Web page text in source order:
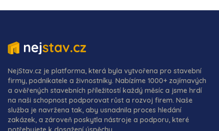
NejStav.cz je platforma, která byla vytvořena pro stavební
firmy, podnikatele a živnostníky. Nabízíme 1000+ zajímavých
a ověřených stavebních příležitostí každý měsíc a jsme hrdí
na naši schopnost podporovat růst a rozvoj firem. Naše
služba je navržena tak, aby usnadnila proces hledání
zakázek, a zároveň poskytla nástroje a podporu, které